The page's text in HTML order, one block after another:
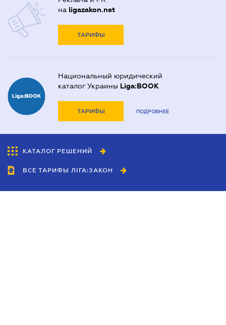
на ligazakon.net
ТАРИФЫ
Национальный юридический
каталог Украины Liga:BOOK
ТАРИФЫ ПОДРОБНЕЕ
КАТАЛОГ РЕШЕНИЙ
ВСЕ ТАРИФЫ ЛІГА:ЗАКОН